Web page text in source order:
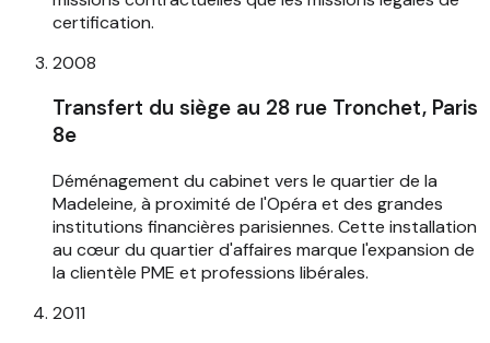
certification.
2008
Transfert du siège au 28 rue Tronchet, Paris
8e
Déménagement du cabinet vers le quartier de la
Madeleine, à proximité de l'Opéra et des grandes
institutions financières parisiennes. Cette installation
au cœur du quartier d'affaires marque l'expansion de
la clientèle PME et professions libérales.
2011